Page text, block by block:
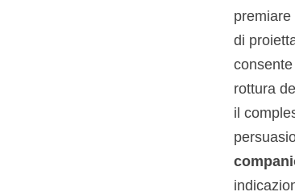
di
rottura
il